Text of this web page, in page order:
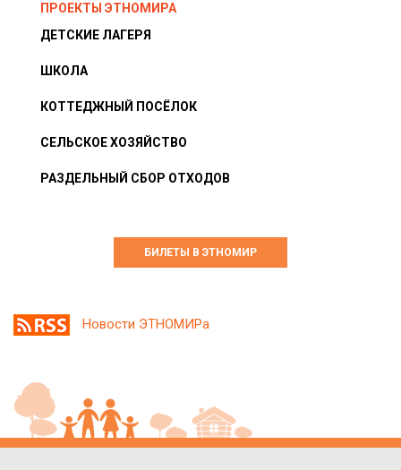
ПРОЕКТЫ ЭТНОМИРА
ДЕТСКИЕ ЛАГЕРЯ
ШКОЛА
КОТТЕДЖНЫЙ ПОСЁЛОК
СЕЛЬСКОЕ ХОЗЯЙСТВО
РАЗДЕЛЬНЫЙ СБОР ОТХОДОВ
БИЛЕТЫ В ЭТНОМИР
Новости ЭТНОМИРа